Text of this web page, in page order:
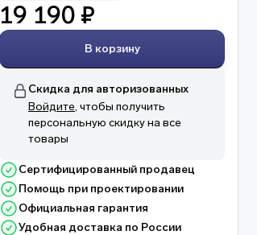
19 190 ₽
В корзину
Скидка для авторизованных
Войдите, чтобы получить
персональную скидку на все
товары
Сертифицированный продавец
Помощь при проектировании
Официальная гарантия
Удобная доставка по России